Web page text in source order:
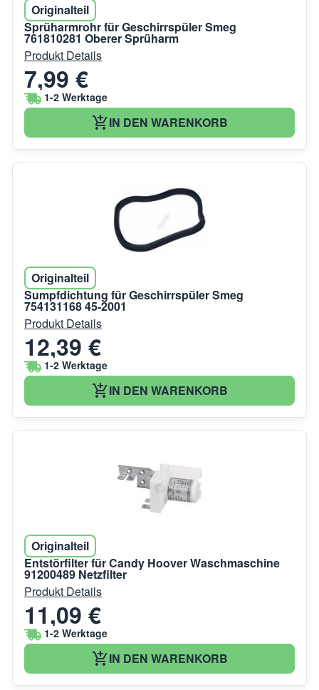
Originalteil
Sprüharmrohr für Geschirrspüler Smeg
761810281 Oberer Sprüharm
Produkt Details
7,99 €
1-2 Werktage
IN DEN WARENKORB
Originalteil
Sumpfdichtung für Geschirrspüler Smeg
754131168 45-2001
Produkt Details
12,39 €
1-2 Werktage
IN DEN WARENKORB
Originalteil
Entstörfilter für Candy Hoover Waschmaschine
91200489 Netzfilter
Produkt Details
11,09 €
1-2 Werktage
IN DEN WARENKORB